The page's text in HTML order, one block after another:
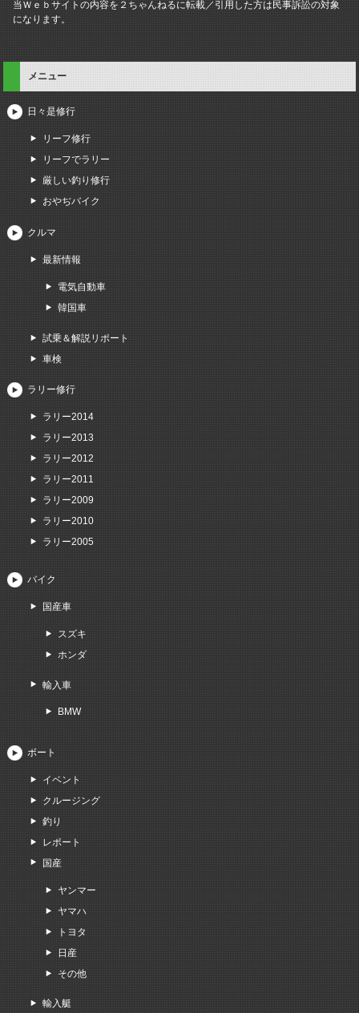
当Ｗｅｂサイトの内容を２ちゃんねるに転載／引用した方は民事訴訟の対象
になります。
メニュー
日々是修行
リーフ修行
リーフでラリー
厳しい釣り修行
おやぢバイク
クルマ
最新情報
電気自動車
韓国車
試乗＆解説リポート
車検
ラリー修行
ラリー2014
ラリー2013
ラリー2012
ラリー2011
ラリー2009
ラリー2010
ラリー2005
バイク
国産車
スズキ
ホンダ
輸入車
BMW
ボート
イベント
クルージング
釣り
レポート
国産
ヤンマー
ヤマハ
トヨタ
日産
その他
輸入艇